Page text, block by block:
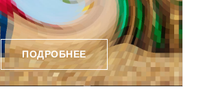
ПОДРОБНЕЕ